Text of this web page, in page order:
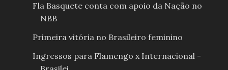
Fla Basquete conta com apoio da Nação no
NBB
Primeira vitória no Brasileiro feminino
Ingressos para Flamengo x Internacional -